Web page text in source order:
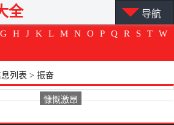
G H J K L M N O P Q R S T
W
全 导航
列表 > 振奋
慷慨激昂